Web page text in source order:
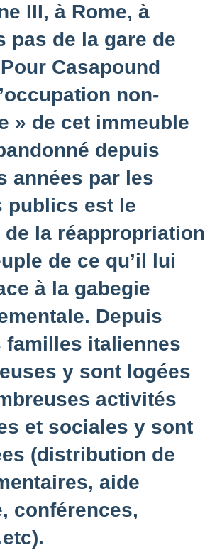
III, à Rome, à
pas de la gare de
Casapound
non-
» de cet immeuble
depuis
années par les
publics est le
la réappropriation
de ce qu’il lui
à la gabegie
Depuis
familles italiennes
y sont logées
activités
et sociales y sont
(distribution de
aide
conférences,